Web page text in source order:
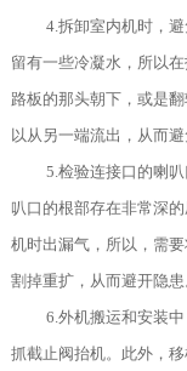
4.拆卸室内机时，
留有一些冷凝水，所以
路板的那头朝下，或是
以从另一端流出，从而
5.检验连接口的喇
叭口的根部存在非常深
机时出漏气，所以，需
割掉重扩，从而避开隐患
6.外机搬运和安装
抓截止阀抬机。此外，